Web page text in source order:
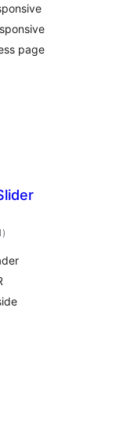
page
avaliações
totais
)